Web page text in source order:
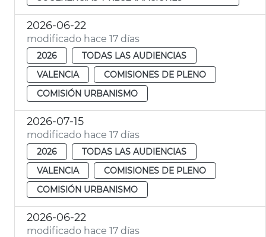
2026-06-22
modificado hace 17 días
2026
TODAS LAS AUDIENCIAS
VALENCIA
COMISIONES DE PLENO
COMISIÓN URBANISMO
2026-07-15
modificado hace 17 días
2026
TODAS LAS AUDIENCIAS
VALENCIA
COMISIONES DE PLENO
COMISIÓN URBANISMO
2026-06-22
modificado hace 17 días